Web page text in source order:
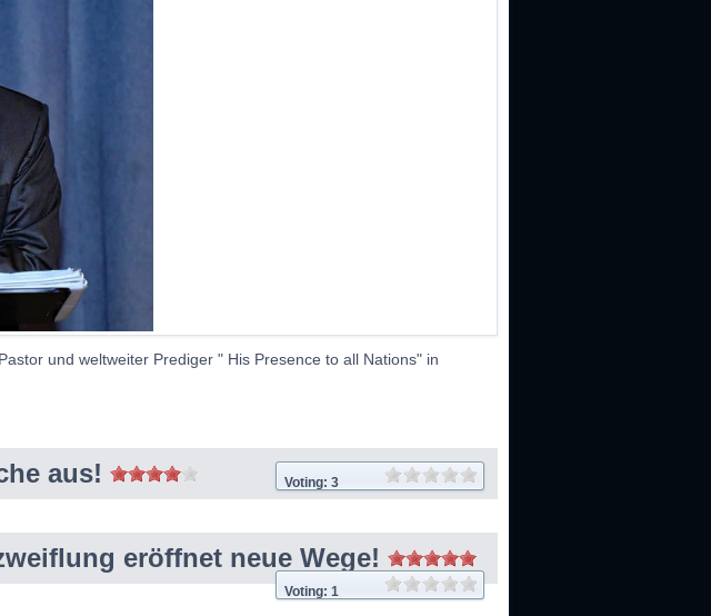
und weltweiter Prediger " His Presence to all Nations" in
aus! Voting: 3
eröffnet neue Wege!
Voting: 1